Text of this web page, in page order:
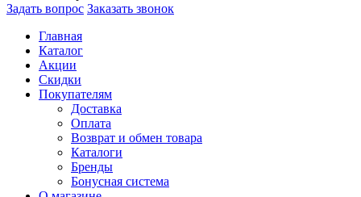
Задать вопрос Заказать звонок
Главная
Каталог
Акции
Скидки
Покупателям
Доставка
Оплата
Возврат и обмен товара
Каталоги
Бренды
Бонусная система